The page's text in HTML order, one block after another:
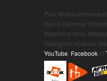
Pour toutes
mail à l’adresse
téléphone et/ou
Rejoignez-nous sur
YouTube Facebook et